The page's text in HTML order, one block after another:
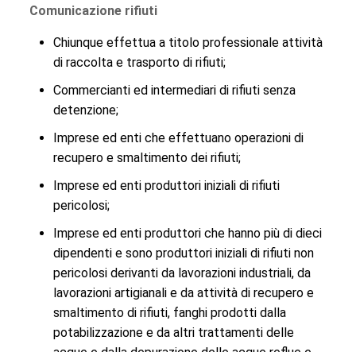
Comunicazione rifiuti
Chiunque effettua a titolo professionale attività
di raccolta e trasporto di rifiuti;
Commercianti ed intermediari di rifiuti senza
detenzione;
Imprese ed enti che effettuano operazioni di
recupero e smaltimento dei rifiuti;
Imprese ed enti produttori iniziali di rifiuti
pericolosi;
Imprese ed enti produttori che hanno più di dieci
dipendenti e sono produttori iniziali di rifiuti non
pericolosi derivanti da lavorazioni industriali, da
lavorazioni artigianali e da attività di recupero e
smaltimento di rifiuti, fanghi prodotti dalla
potabilizzazione e da altri trattamenti delle